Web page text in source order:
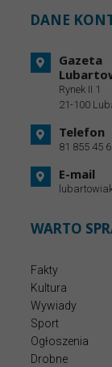
DANE
Gazeta
Rynek II 1
21-100
Telefon
81 855 45
E-mail
WARTO
Fakty
Kultura
Wywiady
Sport
Ogłoszenia
Drobne